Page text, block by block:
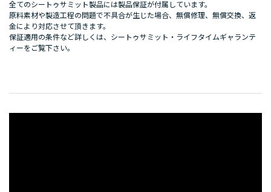
全てのシートゥサミット製品には製品保証が付属しています。
原料素材や製造工程の問題で不具合が生じた場合、無償修理、無償交換、返
金により対応させて頂きます。
保証適用の条件など詳しくは、 シートゥサミット・ライフタイムギャランテ
ィーをご覧下さい。